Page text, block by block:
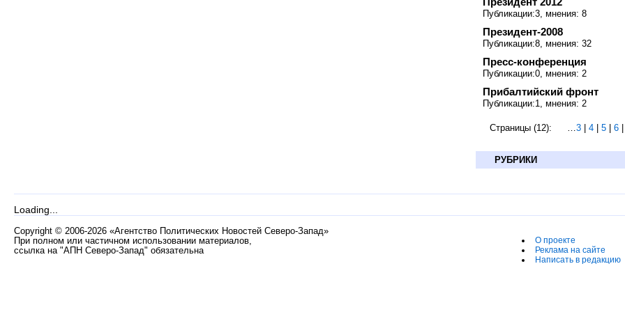
Публикации:3, мнения: 8
Президент-2008
Публикации:8, мнения: 32
Пресс-конференция
Публикации:0, мнения: 2
Прибалтийский фронт
Публикации:1, мнения: 2
Страницы (12): …3 4 5 6
РУБРИКИ
Loading...
Copyright © 2006-2026 «Агентство Политических Новостей Северо-Запад»
При полном или частичном использовании материалов,
ссылка на "АПН Северо-Запад" обязательна
О проекте
Реклама на сайте
Написать в редакцию